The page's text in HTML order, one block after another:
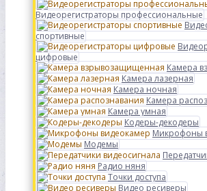
Видеорегистраторы профессиональные
спортивные
цифровые
Камера
Камера лазерная
Камера ночная
Камера
Камера умная
Кодеры-декодеры
Микрофоны
Модемы
Радио няня
Точки доступа
Видео ресиверы